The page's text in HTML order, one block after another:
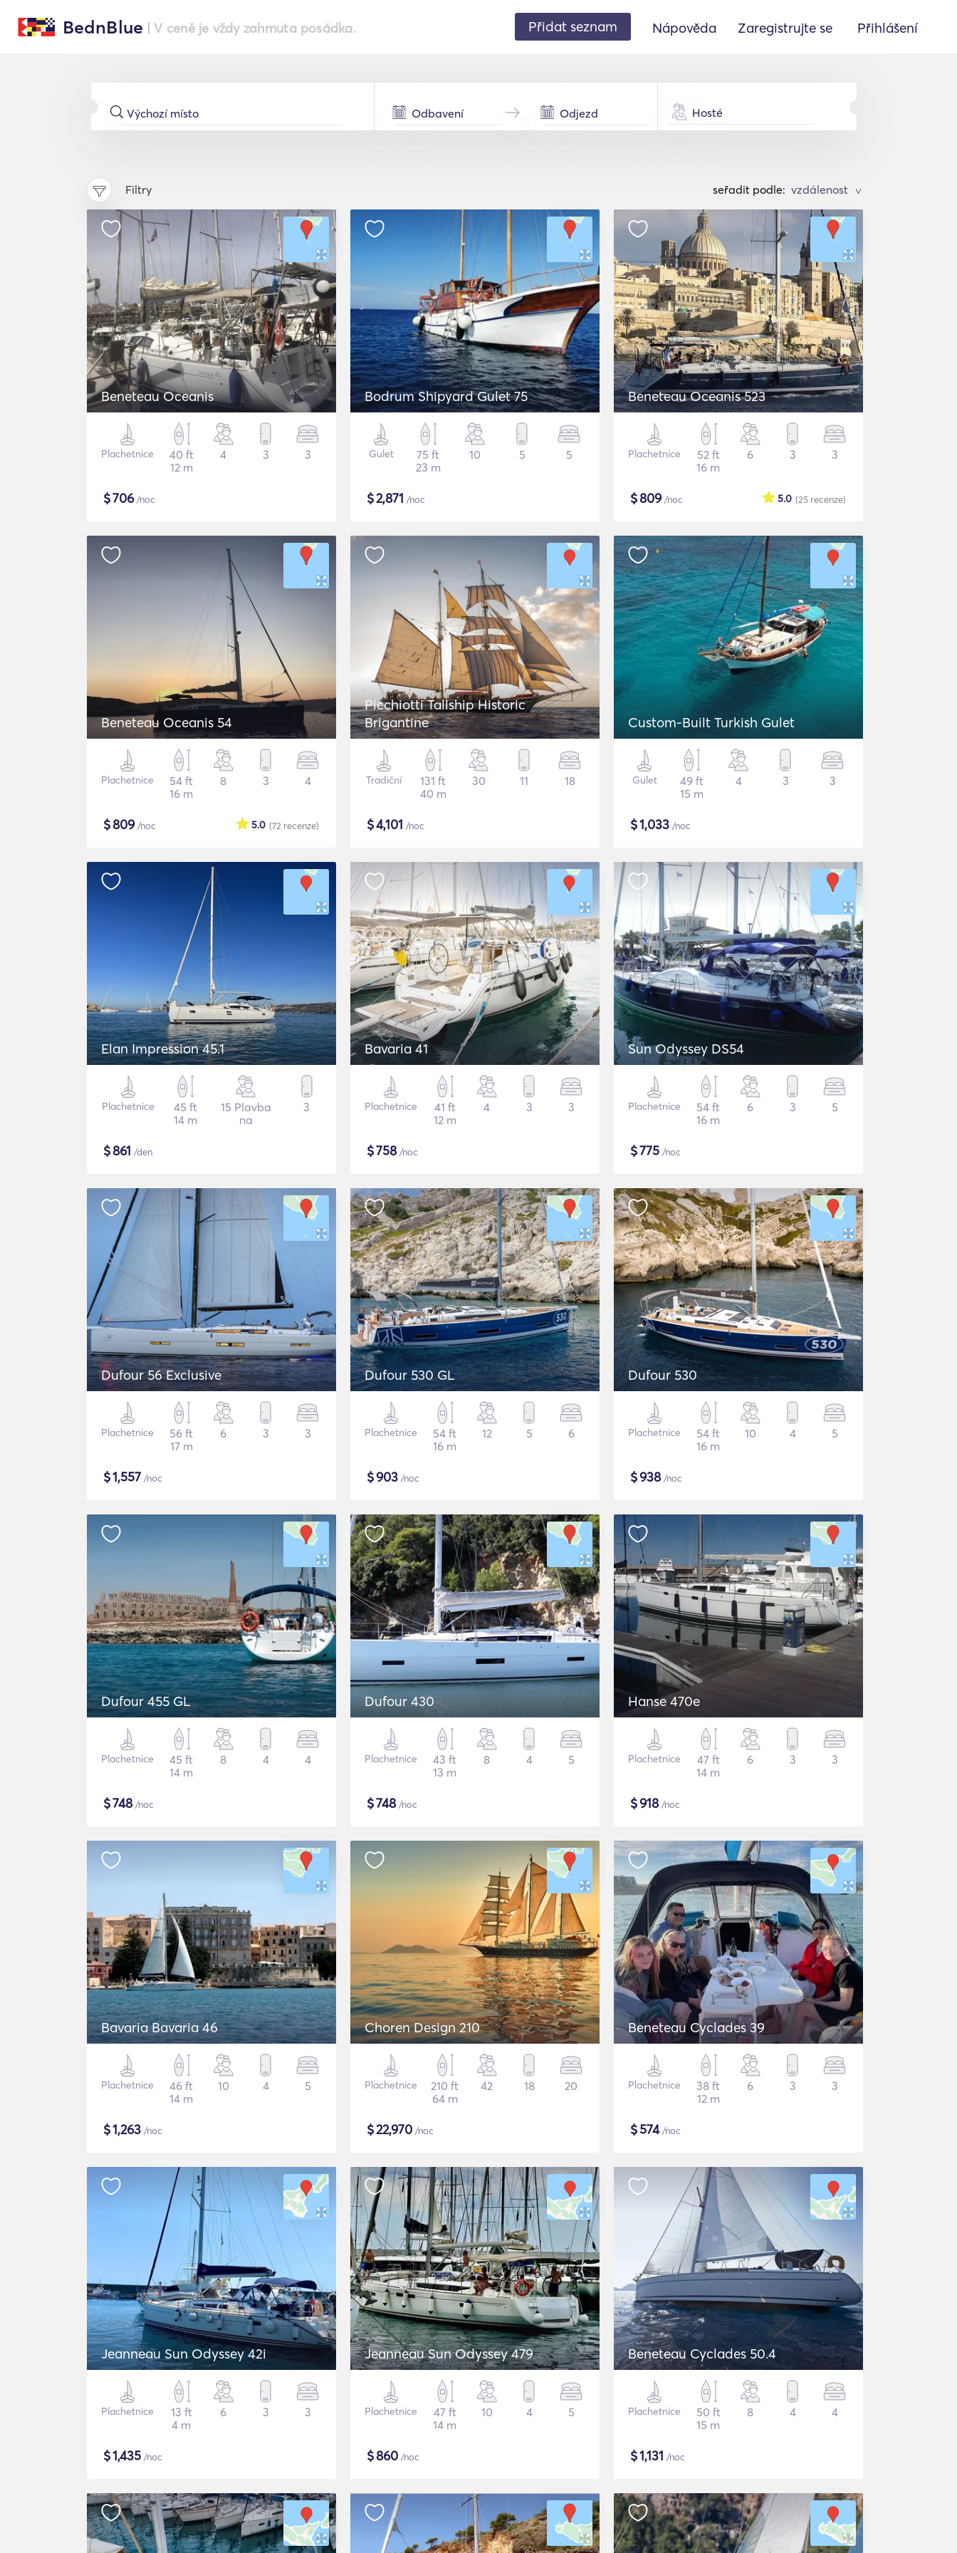
BednBlue | V ceně je vždy zahrnuta posádka. Přidat seznam Nápověda Zaregistrujte se Přihlášení
Hosté
Filtry seřadit podle: >
Beneteau Oceanis
Plachetnice
40 ft
12 m
4 3 3
$706/noc
Bodrum Shipyard Gulet 75
Gulet
75 ft
23 m
10 5 5
$2,871 /noc
Beneteau Oceanis 523
Plachetnice
52 ft
16 m
6 3 3
$809/noc (25 recenze)
5.0
Beneteau Oceanis 54
Plachetnice
54 ft
16 m
8 3 4
$809/noc (72 recenze)
5.0
Picchiotti Tallship Historic
Brigantine
Tradiční
131 ft
40 m
30 11 18
$4,101 /noc
Custom-Built Turkish Gulet
Gulet
49 ft
15 m
4 3 3
$1,033 /noc
Elan Impression 45.1
Plachetnice
45 ft
14 m
15 Plavba
na
3
$861 /den
Bavaria 41
Plachetnice
41 ft
12 m
4 3 3
$758/noc
Sun Odyssey DS54
Plachetnice
54 ft
16 m
6 3 5
$775 /noc
Dufour 56 Exclusive
Plachetnice
56 ft
17 m
6 3 3
$1,557 /noc
Dufour 530 GL
Plachetnice
54 ft
16 m
12 5 6
$903 /noc
Dufour 530
Plachetnice
54 ft
16 m
10 4 5
$938/noc
Dufour 455 GL
Plachetnice
45 ft
14 m
8 4 4
$748/noc
Dufour 430
Plachetnice
43 ft
13 m
8 4 5
$748/noc
Hanse 470e
Plachetnice
47 ft
14 m
6 3 3
$918/noc
Bavaria Bavaria 46
Plachetnice
46 ft
14 m
10 4 5
$1,263 /noc
Choren Design 210
Plachetnice
210 ft
64 m
42 18 20
$22,970 /noc
Beneteau Cyclades 39
Plachetnice
38 ft
12 m
6 3 3
$574/noc
Jeanneau Sun Odyssey 42i
Plachetnice
13 ft
4 m
6 3 3
$1,435 /noc
Jeanneau Sun Odyssey 479
Plachetnice
47 ft
14 m
10 4 5
$860 /noc
Beneteau Cyclades 50.4
Plachetnice
50 ft
15 m
8 4 4
$1,131 /noc